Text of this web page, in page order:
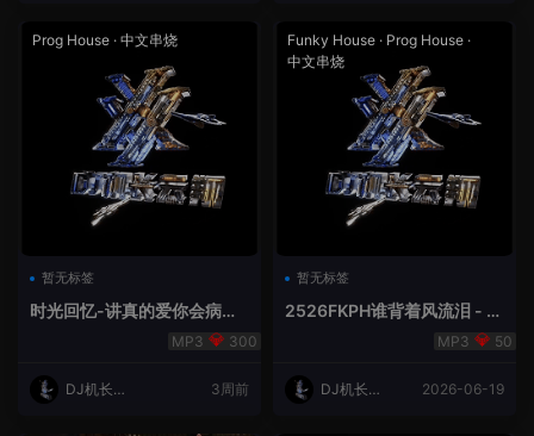
Prog House · 中文串烧
暂无标签
时光回忆-讲真的爱你会病变
300
DJ机长云
3周前
Funky House · Prog House ·
中文串烧
暂无标签
2526FKPH谁背着风流泪 - D
50
DJ机长云
2026-06-19